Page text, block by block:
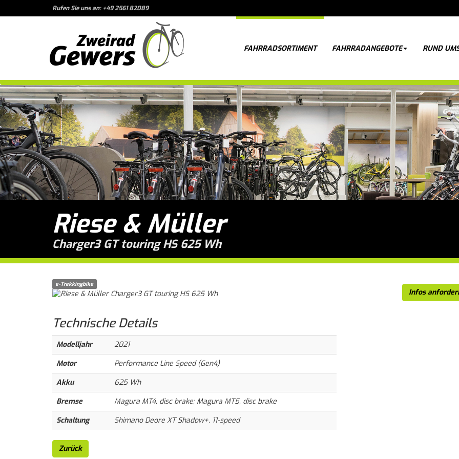
Rufen Sie uns an: +49 2561 82089
FAHRRADSORTIMENT FAHRRADANGEBOTE RUND
Riese & Müller
Charger3 GT touring HS 625 Wh
e-Trekkingbike
Infos
TechnischeDetails
Modelljahr
2021
Motor
Performance Line Speed (Gen4)
Akku
625 Wh
Bremse
Magura MT4, disc brake; Magura MT5, disc brake
Schaltung
Shimano Deore XT Shadow+, 11-speed
Zurück